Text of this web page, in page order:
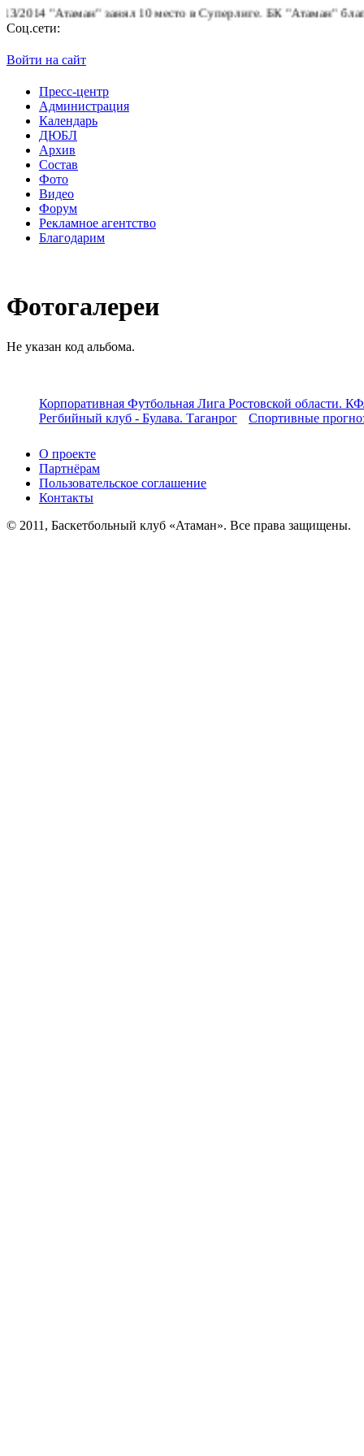
"Атаман" занял 10 место в Суперлиге.БК "Атаман"
Соц.сети:
Войти на сайт
Пресс-центр
Администрация
Календарь
ДЮБЛ
Архив
Состав
Фото
Видео
Форум
Рекламное агентство
Благодарим
Фотогалереи
Не указан код альбома.
Корпоративная Футбольная Лига Ростовской области.
Регбийный клуб - Булава. Таганрог
Спортивные
О проекте
Партнёрам
Пользовательское соглашение
Контакты
© 2011, Баскетбольный клуб «Атаман». Все права защищены.